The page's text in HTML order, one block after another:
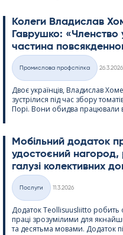
Колеги Владислав
Гаврушко: «Членство
частина
Категорії
Промислова профспілка
26.3.2026
Двоє українців, Владислав
зустрілися під час збору
Порі. Вони обидва працювали в
Мобільний додаток
удостоєний
галузі колективних
Категорії
Послуги
11.3.2026
Додаток Teol­li­suus­liitto робить
праці зрозумілими для
та десятьма мовами. Додаток